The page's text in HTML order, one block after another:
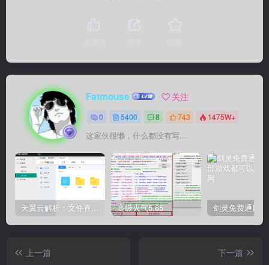
Fatmouse 关注
0 5400 8 743 1475W+
这家伙很懒，什么都没有写...
天翼云解析：文件直链获取源码 高级火气5.65
上一篇
下一篇